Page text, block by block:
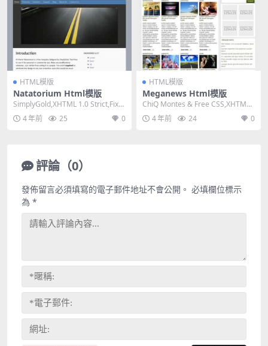
HTML模版
Natatorium Html模版
SimplyGold,XHTML 1.0 Strict,Fixe
d Width,...
4 年前 25 0
HTML模版
Meganews Html模版
ChiQ Montes & Free CSS,XHTML
1.0 Tra...
4 年前 24 0
評論（0）
發佈留言必須填寫的電子郵件地址不會公開。 必填欄位標示
為 *